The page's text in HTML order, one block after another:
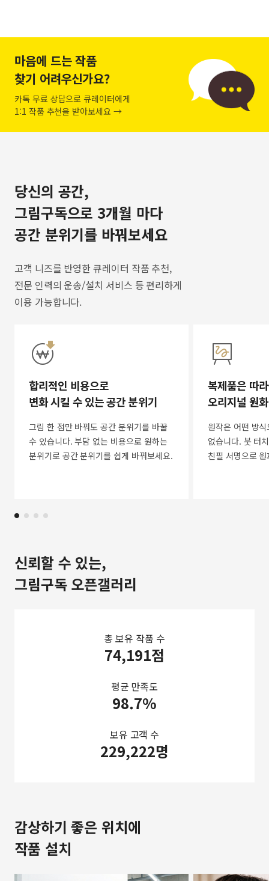
마음에 드는 작품
찾기 어려우신가요?
카톡 무료 상담으로 큐레이터에게
1:1 작품 추천을 받아보세요 →
당신의 공간,
그림구독으로 3개월 마다
공간 분위기를 바꿔보세요
고객 니즈를 반영한 큐레이터 작품 추천,
전문 인력의 운송/설치 서비스 등 편리하게
이용 가능합니다.
합리적인 비용으로
변화 시킬 수 있는 공간 분위기
그림 한 점만 바꿔도 공간 분위기를 바꿀
수 있습니다. 부담 없는 비용으로 원하는
분위기로 공간 분위기를 쉽게 바꿔보세요.
복제품은 따
오리지널 원
원작은 어떤 방
없습니다. 붓 터
친필 서명으로
신뢰할 수 있는,
그림구독 오픈갤러리
총 보유 작품 수
74,191점
평균 만족도
98.7%
보유 고객 수
229,222명
감상하기 좋은 위치에
작품 설치